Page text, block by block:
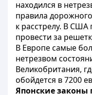
находился в
правила
к расстрелу. В США
провести за
В Европе самые
нетрезвом
Великобритания,
обойдется в 7200
Японские законы